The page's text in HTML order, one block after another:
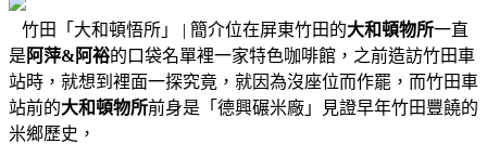
竹田「大和頓悟所」 | 簡介位在屏東竹田的大和頓物所一直
是 阿萍&阿裕的口袋名單裡一家特色咖啡館，之前造訪竹田車
站時，就想到裡面一探究竟，就因為沒座位而作罷，而竹田車
站前的大和頓物所前身是「德興碾米廠」見證早年竹田豐饒的
米鄉歷史，